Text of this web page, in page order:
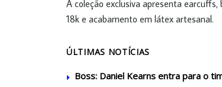
A coleção exclusiva apresenta
18k e acabamento em látex artesanal.
ÚLTIMAS NOTÍCIAS
Boss: Daniel Kearns entra para o